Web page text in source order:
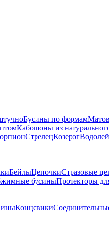
Бусины по формам
Кабошоны из
СтрелецКозерогВодолей
БейлыЦепочкиСтразовые
бусиныПротекторы
Концевики